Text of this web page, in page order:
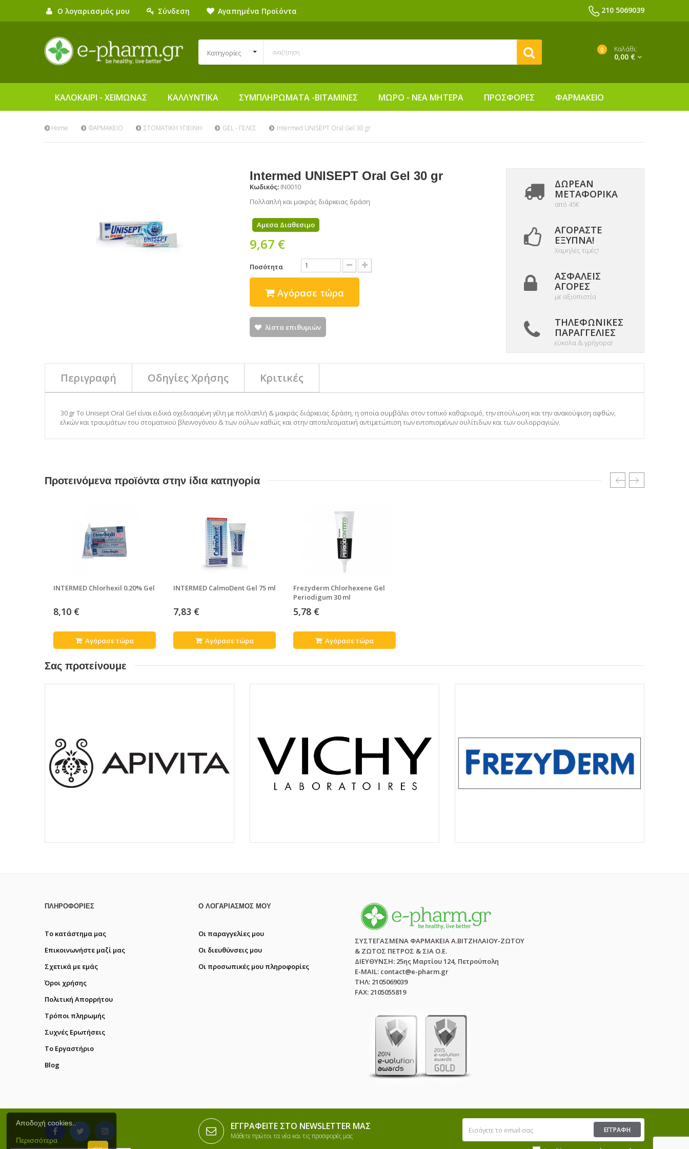
Ο λογαριασμός μου Σύνδεση Αγαπημένα Προϊόντα 210 5069039
Κατηγορίες 0 Καλάθι:
0,00 €
ΚΑΛΟΚΑΙΡΙ - ΧΕΙΜΩΝΑΣ ΚΑΛΛΥΝΤΙΚΑ ΣΥΜΠΛΗΡΩΜΑΤΑ -ΒΙΤΑΜΙΝΕΣ ΜΩΡΟ - ΝΕΑ ΜΗΤΕΡΑ ΠΡΟΣΦΟΡΕΣ ΦΑΡΜΑΚΕΙΟ
Home ΦΑΡΜΑΚΕΙΟ ΣΤΟΜΑΤΙΚΗ ΥΓΙΕΙΝΗ GEL - ΓΕΛΕΣ Intermed UNISEPT Oral Gel 30 gr
Intermed UNISEPT Oral Gel 30 gr
Κωδικός: IN0010
Πολλαπλή και μακράς διάρκειας δράση
Αμεσα Διαθεσιμο
9,67 €
Ποσότητα
Αγόρασε τώρα
λίστα επιθυμιών
ΔΩΡΕΑΝ
ΜΕΤΑΦΟΡΙΚΆ
από 45€
ΑΓΟΡΆΣΤΕ
ΈΞΥΠΝΑ!
Χαμηλές τιμές!
ΑΣΦΑΛΕΊΣ
ΑΓΟΡΈΣ
με αξιοπιστία
ΤΗΛΕΦΩΝΙΚΈΣ
ΠΑΡΑΓΓΕΛΊΕΣ
εύκολα & γρήγορα!
Περιγραφή Οδηγίες Χρήσης Κριτικές
30 gr Το Unisept Oral Gel είναι ειδικά σχεδιασμένη γέλη με πολλαπλή & μακράς διάρκειας δράση, η οποία συμβάλει στον τοπικό καθαρισμό, την επούλωση και την ανακούφιση αφθών,
ελκών και τραυμάτων του στοματικού βλεννογόνου & των ούλων καθώς και στην αποτελεσματική αντιμετώπιση των εντοπισμένων ουλίτιδων και των ουλορραγιών.
Προτεινόμενα προϊόντα στην ίδια κατηγορία
INTERMED Chlorhexil 0.20% Gel
8,10 €
Αγόρασε τώρα
INTERMED CalmoDent Gel 75 ml
7,83 €
Αγόρασε τώρα
Frezyderm Chlorhexene Gel
Periodigum 30 ml
5,78 €
Αγόρασε τώρα
Σας προτείνουμε
ΠΛΗΡΟΦΟΡΊΕΣ
Το κατάστημα μας
Επικοινωνήστε μαζί μας
Σχετικά με εμάς
Όροι χρήσης
Πολιτική Απορρήτου
Τρόποι πληρωμής
Συχνές Ερωτήσεις
Το Εργαστήριο
Blog
Ο ΛΟΓΑΡΙΑΣΜΌΣ ΜΟΥ
Οι παραγγελίες μου
Οι διευθύνσεις μου
Οι προσωπικές μου πληροφορίες
ΣΥΣΤΕΓΑΣΜΕΝΑ ΦΑΡΜΑΚΕΙΑ Α.ΒΙΤΖΗΛΑΙΟΥ-ΖΩΤΟΥ
& ΖΩΤΟΣ ΠΕΤΡΟΣ & ΣΙΑ Ο.Ε.
ΔΙΕΥΘΥΝΣΗ: 25ης Μαρτίου 124, Πετρούπολη
E-MAIL: contact@e-pharm.gr
ΤΗΛ: 2105069039
FAX: 2105055819
ΕΓΓΡΑΦΕΊΤΕ ΣΤΟ NEWSLETTER ΜΑΣ
Μάθετε πρώτοι τα νέα και τις προσφορές μας
ΕΓΓΡΑΦΉ
Αποδοχή cookies..
Περισσότερα